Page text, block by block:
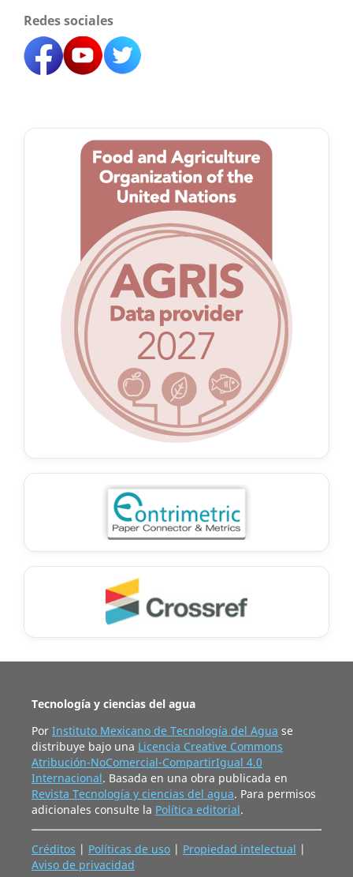
Redes sociales
Tecnología y ciencias del agua
Por Instituto Mexicano de Tecnología del Agua se
distribuye bajo una Licencia Creative Commons
Atribución-NoComercial-CompartirIgual 4.0
Internacional. Basada en una obra publicada en
Revista Tecnología y ciencias del agua. Para permisos
adicionales consulte la Política editorial.
Créditos | Políticas de uso| Propiedad intelectual |
Aviso de privacidad